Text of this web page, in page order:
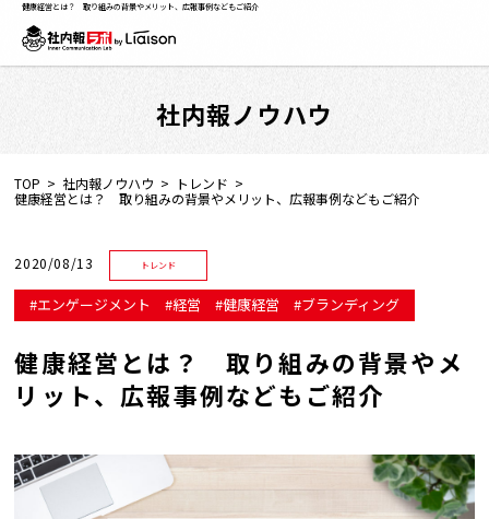
社内報ノウハウ
セミナー情報
Web社内報
資料コーナー
動画コーナー
トレンド用語集
健康経営とは？ 取り組みの背景やメリット、広報事例などもご紹介
社内報ノウハウ
TOP 社内報ノウハウ
トレンド
健康経営とは？ 取り組みの背景やメリット、広報事例などもご紹介
2020/08/13 トレンド
エンゲージメント 経営 健康経営 ブランディング
健康経営とは？ 取り組みの背景やメ
リット、広報事例などもご紹介